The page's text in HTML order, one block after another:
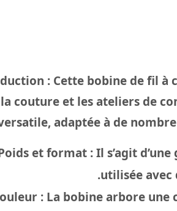
: Cette bobine de fil à
couture et les ateliers de
adaptée à de
et format :Il s’agit
utilisée avec
: La bobine arbore une